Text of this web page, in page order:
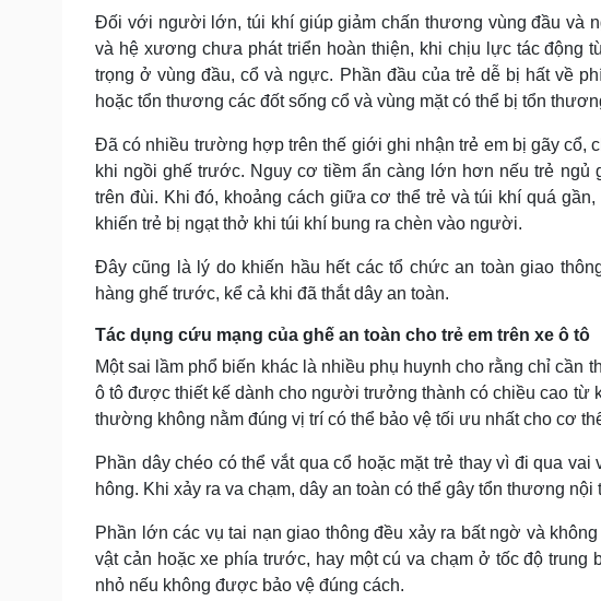
Đối với người lớn, túi khí giúp giảm chấn thương vùng đầu và
và hệ xương chưa phát triển hoàn thiện, khi chịu lực tác động
trọng ở vùng đầu, cổ và ngực. Phần đầu của trẻ dễ bị hất về
hoặc tổn thương các đốt sống cổ và vùng mặt có thể bị tổn
Đã có nhiều trường hợp trên thế giới ghi nhận trẻ em bị gãy cổ,
khi ngồi ghế trước. Nguy cơ tiềm ẩn càng lớn hơn nếu trẻ
trên đùi. Khi đó, khoảng cách giữa cơ thể trẻ và túi khí quá
khiến trẻ bị ngạt thở khi túi khí bung ra chèn vào người.
Đây cũng là lý do khiến hầu hết các tổ chức an toàn giao
hàng ghế trước, kể cả khi đã thắt dây an toàn.
Tác dụng cứu mạng của ghế an toàn cho trẻ em trên xe ô tô
Một sai lầm phổ biến khác là nhiều phụ huynh cho rằng chỉ cần
ô tô được thiết kế dành cho người trưởng thành có chiều cao từ
thường không nằm đúng vị trí có thể bảo vệ tối ưu nhất cho cơ
Phần dây chéo có thể vắt qua cổ hoặc mặt trẻ thay vì đi qua
hông. Khi xảy ra va chạm, dây an toàn có thể gây tổn thương nội
Phần lớn các vụ tai nạn giao thông đều xảy ra bất ngờ và
vật cản hoặc xe phía trước, hay một cú va chạm ở tốc độ
nhỏ nếu không được bảo vệ đúng cách.